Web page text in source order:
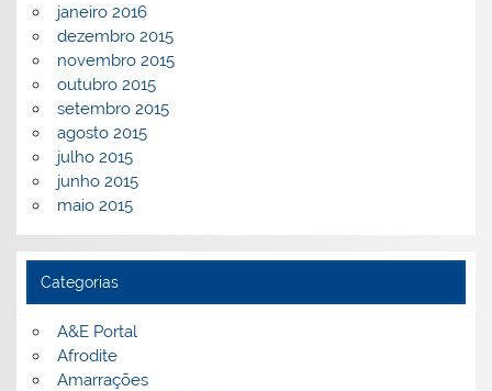
janeiro 2016
dezembro 2015
novembro 2015
outubro 2015
setembro 2015
agosto 2015
julho 2015
junho 2015
maio 2015
Categorias
A&E Portal
Afrodite
Amarrações